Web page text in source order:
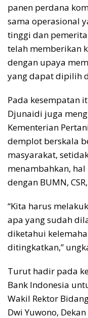
panen perdana
sama operasional
tinggi dan
telah memberikan
dengan upaya
yang dapat dipilih
Pada kesempatan
Djunaidi juga
Kementerian
demplot berskala
masyarakat,
menambahkan,
dengan BUMN,
“Kita harus
apa yang sudah
diketahui
ditingkatkan,”
Turut hadir pada
Bank Indonesia
Wakil Rektor
Dwi Yuwono,